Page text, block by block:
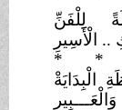
لِلْفَنِّ
*